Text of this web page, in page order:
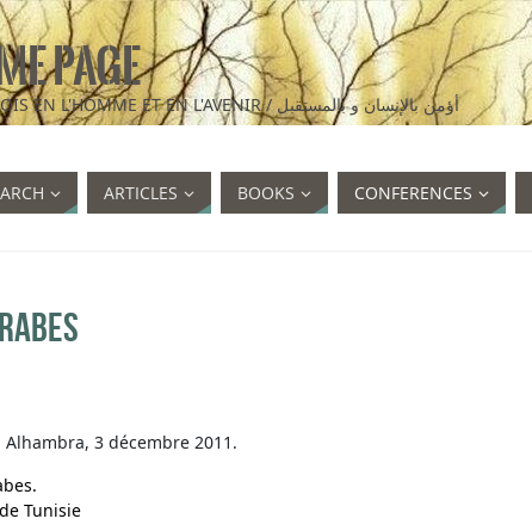
PAGE
I BELIEVE IN MAN AND IN THE FUTURE / JE CROIS EN L'HOMME ET EN L'AVENIR / أؤمن بالإنسان و بالمستقبل
ARTICLES BOOKS CONFERENCES
3 décembre 2011.
Tunisie